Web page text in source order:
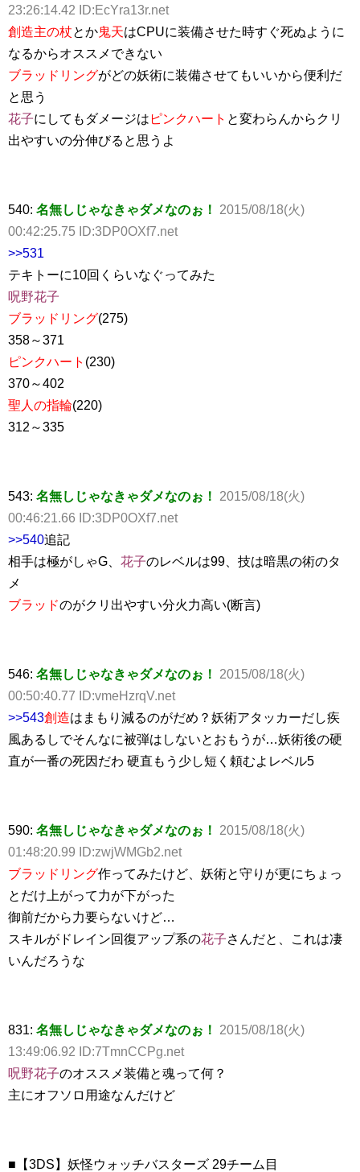
23:26:14.42 ID:EcYra13r.net
創造主の杖とか鬼天はCPUに装備させた時すぐ死ぬように
なるからオススメできない
ブラッドリングがどの妖術に装備させてもいいから便利だ
と思う
花子にしてもダメージは ピンクハート と変わらんからクリ
出やすいの分伸びると思うよ
540: 名無しじゃなきゃダメなのぉ！
2015/08/18(火)
00:42:25.75 ID:3DP0OXf7.net
>>531
テキトーに10回くらいなぐってみた
呪野花子
ブラッドリング(275)
358～371
ピンクハート (230)
370～402
聖人の指輪(220)
312～335
543: 名無しじゃなきゃダメなのぉ！
2015/08/18(火)
00:46:21.66 ID:3DP0OXf7.net
>>540追記
相手は極がしゃG、 花子のレベルは99、技は暗黒の術のタ
メ
ブラッドのがクリ出やすい分火力高い(断言)
546: 名無しじゃなきゃダメなのぉ！
2015/08/18(火)
00:50:40.77 ID:vmeHzrqV.net
>>543創造はまもり減るのがだめ？妖術アタッカーだし疾
風あるしでそんなに被弾はしないとおもうが…妖術後の硬
直が一番の死因だわ 硬直もう少し短く頼むよレベル5
590: 名無しじゃなきゃダメなのぉ！
2015/08/18(火)
01:48:20.99 ID:zwjWMGb2.net
ブラッドリング作ってみたけど、妖術と守りが更にちょっ
とだけ上がって力が下がった
御前だから力要らないけど…
スキルがドレイン回復アップ系の花子さんだと、これは凄
いんだろうな
831: 名無しじゃなきゃダメなのぉ！
2015/08/18(火)
13:49:06.92 ID:7TmnCCPg.net
呪野花子のオススメ装備と魂って何？
主にオフソロ用途なんだけど
■【3DS】妖怪ウォッチバスターズ 29チーム目